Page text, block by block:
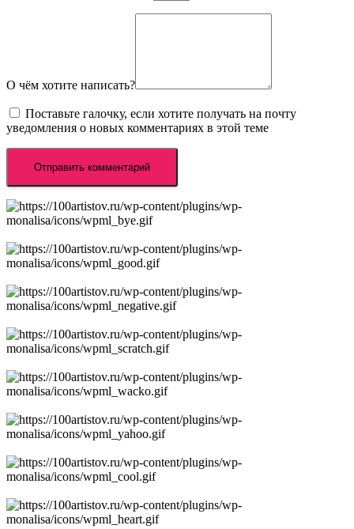
О чём хотите написать?
Поставьте галочку, если хотите получать на почту
уведомления о новых комментариях в этой теме